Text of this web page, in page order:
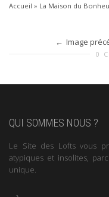
Accueil » La Maison du
Image
0
QUI SOMMES NOUS ?
Le Site des Lofts vous
atypiques et insolites,
unique.